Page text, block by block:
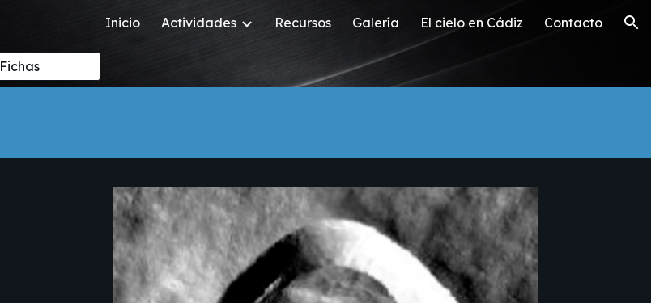
Skip to navigation
Inicio Actividades Recursos Galería El cielo en Cádiz Contacto
Fichas